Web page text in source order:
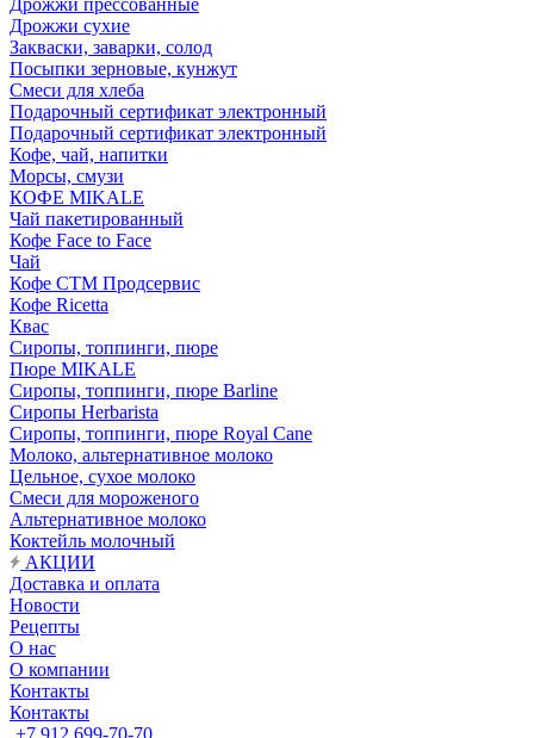
Дрожжи прессованные
Дрожжи сухие
Закваски, заварки, солод
Посыпки зерновые, кунжут
Смеси для хлеба
Подарочный сертификат электронный
Подарочный сертификат электронный
Кофе, чай, напитки
Морсы, смузи
КОФЕ MIKALE
Чай пакетированный
Кофе Face to Face
Чай
Кофе СТМ Продсервис
Кофе Ricetta
Квас
Сиропы, топпинги, пюре
Пюре MIKALE
Сиропы, топпинги, пюре Barline
Сиропы Herbarista
Сиропы, топпинги, пюре Royal Cane
Молоко, альтернативное молоко
Цельное, сухое молоко
Смеси для мороженого
Альтернативное молоко
Коктейль молочный
АКЦИИ
Доставка и оплата
Новости
Рецепты
О нас
О компании
Контакты
Контакты
+7 912 699-70-70